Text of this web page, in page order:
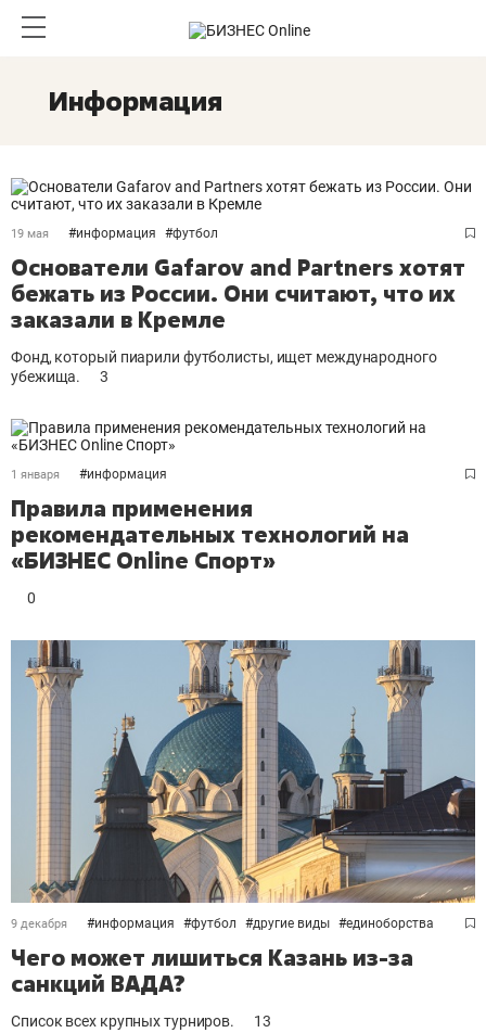
Информация
19 мая #информация #футбол
Основатели Gafarov and Partners хотят
бежать из России. Они считают, что их
заказали в Кремле
Фонд, который пиарили футболисты, ищет международного
убежища.
3
1 января #информация
Правила применения
рекомендательных технологий на
«БИЗНЕС Online Спорт»
0
9 декабря #информация #футбол #другие виды #единоборства
Чего может лишиться Казань из-за
санкций ВАДА?
Список всех крупных турниров. 13